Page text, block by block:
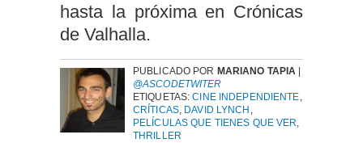
hasta la próxima en Crónicas
de Valhalla.
PUBLICADO POR MARIANO TAPIA
@ASCODETWITER
ETIQUETAS:CINE INDEPENDIENTE,
CRÍTICAS, DAVID LYNCH ,
PELÍCULAS QUE TIENES QUE VER,
THRILLER